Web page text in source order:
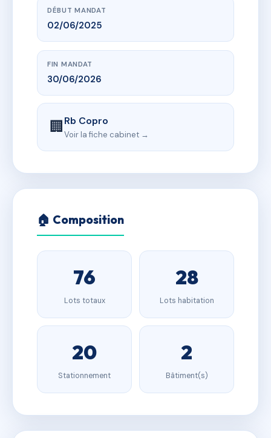
DÉBUT MANDAT
02/06/2025
FIN MANDAT
30/06/2026
🏢Rb Copro
Voir la fiche cabinet →
🏠 Composition
76
Lots totaux
28
Lots habitation
20
Stationnement
2
Bâtiment(s)